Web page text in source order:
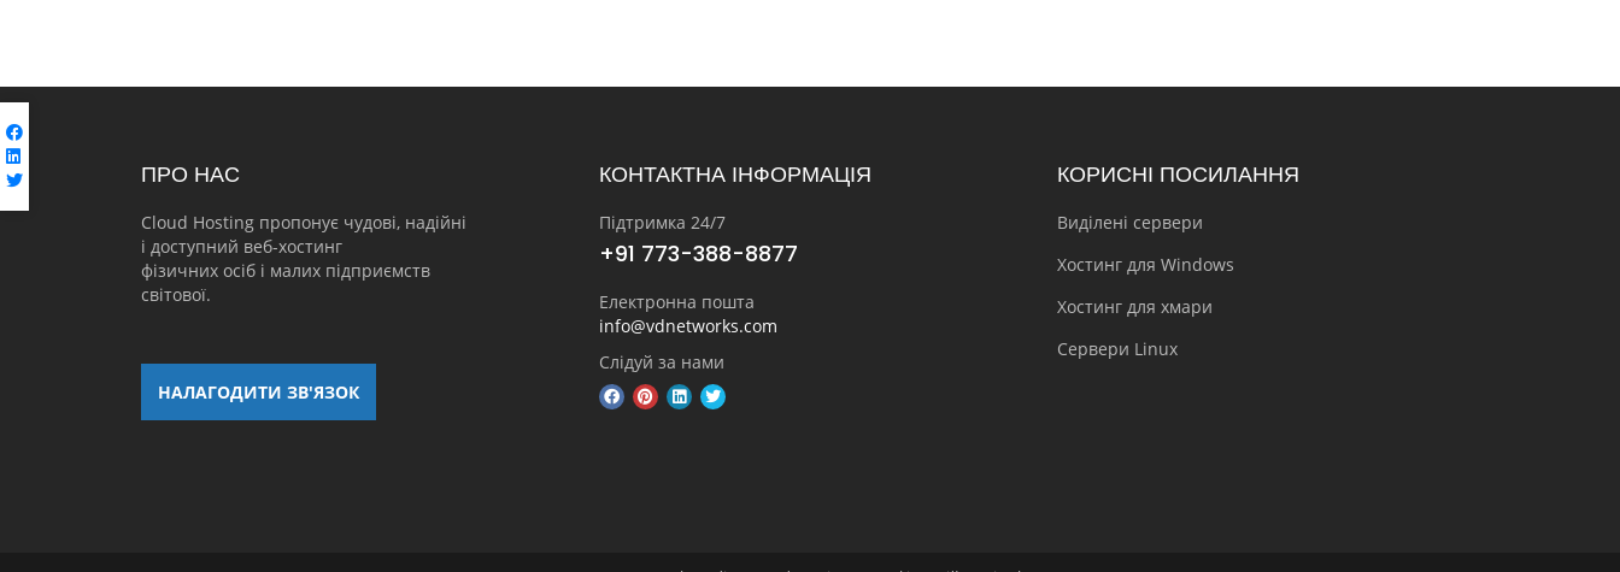
ПРО НАС
Cloud Hosting пропонує чудові, надійні
і доступний веб-хостинг
фізичних осіб і малих підприємств
світової.
НАЛАГОДИТИ ЗВ'ЯЗОК
КОНТАКТНА ІНФОРМАЦІЯ
Підтримка 24/7
+91 773-388-8877
Електронна пошта
info@vdnetworks.com
Слідуй за нами
КОРИСНІ ПОСИЛАННЯ
Виділені сервери
Хостинг для Windows
Хостинг для хмари
Сервери Linux